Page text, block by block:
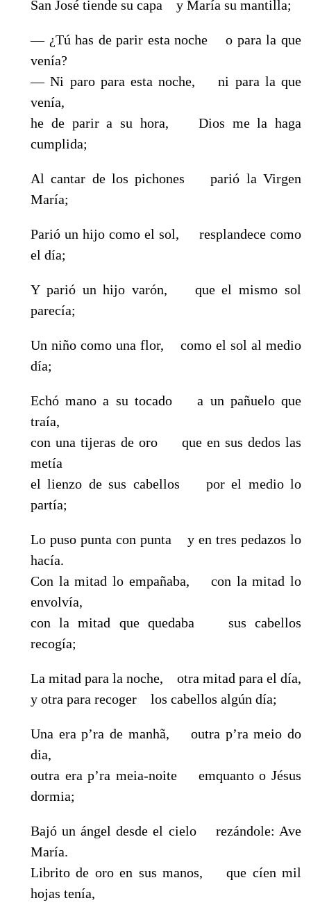
San José tiende su capa y María su mantilla;
— ¿Tú has de parir esta noche o para la que
venía?
— Ni paro para esta noche, ni para la que
venía,
he de parir a su hora, Dios me la haga
cumplida;
Al cantar de los pichones parió la Virgen
María;
Parió un hijo como el sol, resplandece como
el día;
Y parió un hijo varón, que el mismo sol
parecía;
Un niño como una flor, como el sol al medio
día;
Echó mano a su tocado a un pañuelo que
traía,
con una tijeras de oro que en sus dedos las
metía
el lienzo de sus cabellos por el medio lo
partía;
Lo puso punta con punta y en tres pedazos lo
hacía.
Con la mitad lo empañaba, con la mitad lo
envolvía,
con la mitad que quedaba sus cabellos
recogía;
La mitad para la noche, otra mitad para el día,
y otra para recoger los cabellos algún día;
Una era p’ra de manhã, outra p’ra meio do
dia,
outra era p’ra meia-noite emquanto o Jésus
dormia;
Bajó un ángel desde el cielo rezándole: Ave
María.
Librito de oro en sus manos, que cíen mil
hojas tenía,